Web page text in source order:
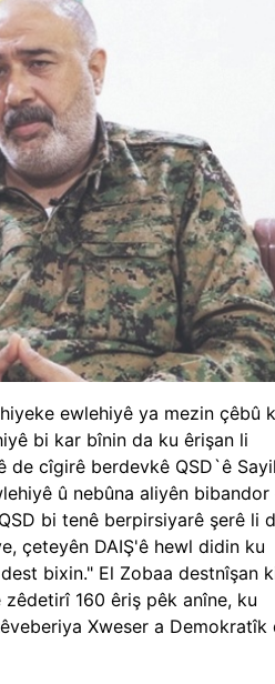
ewlehiyê ya mezin çêbû
bi kar bînin da ku êrişan li
de cîgirê berdevkê QSD`ê Sayil
û nebûna aliyên bibandor
bi tenê berpirsiyarê şerê li
çeteyên DAIŞ'ê hewl didin ku
bixin." El Zobaa destnîşan
160 êriş pêk anîne, ku
Xweser a Demokratîk